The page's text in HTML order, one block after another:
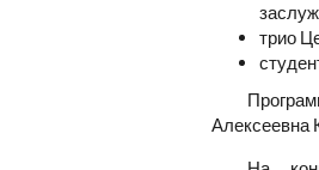
трио
Алексеевна